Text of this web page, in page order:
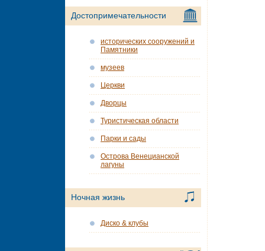
Достопримечательности
исторических сооружений и
Памятники
музеев
Церкви
Дворцы
Туристическая области
Парки и сады
Острова Венецианской
лагуны
Ночная жизнь
Диско & клубы